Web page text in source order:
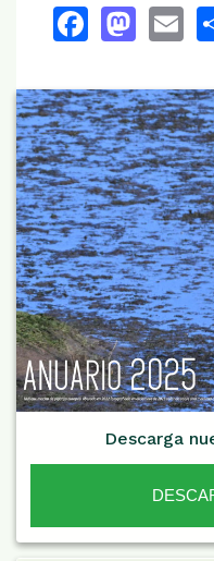
Descarga